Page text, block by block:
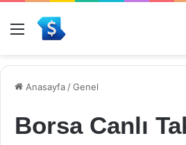
Menü
Anasayfa /Genel
Borsa Canlı